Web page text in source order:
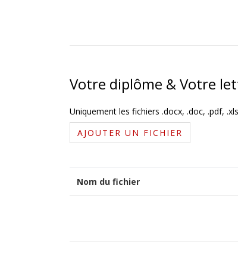
Votre diplôme & Votre
Uniquement les fichiers .docx, .doc, .pdf,
AJOUTER UN FICHIER
Nom du fichier